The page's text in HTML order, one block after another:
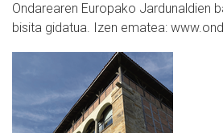
Ondarearen Europako Jardunaldien
bisita gidatua. Izen ematea: